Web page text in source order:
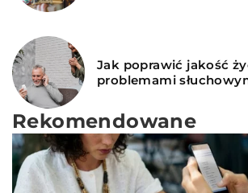
Jak poprawić jakość
problemami
Rekomendowane